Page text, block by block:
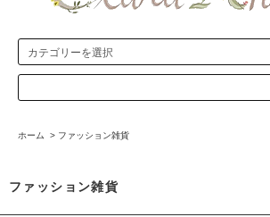
ホーム > ファッション雑貨
ファッション雑貨